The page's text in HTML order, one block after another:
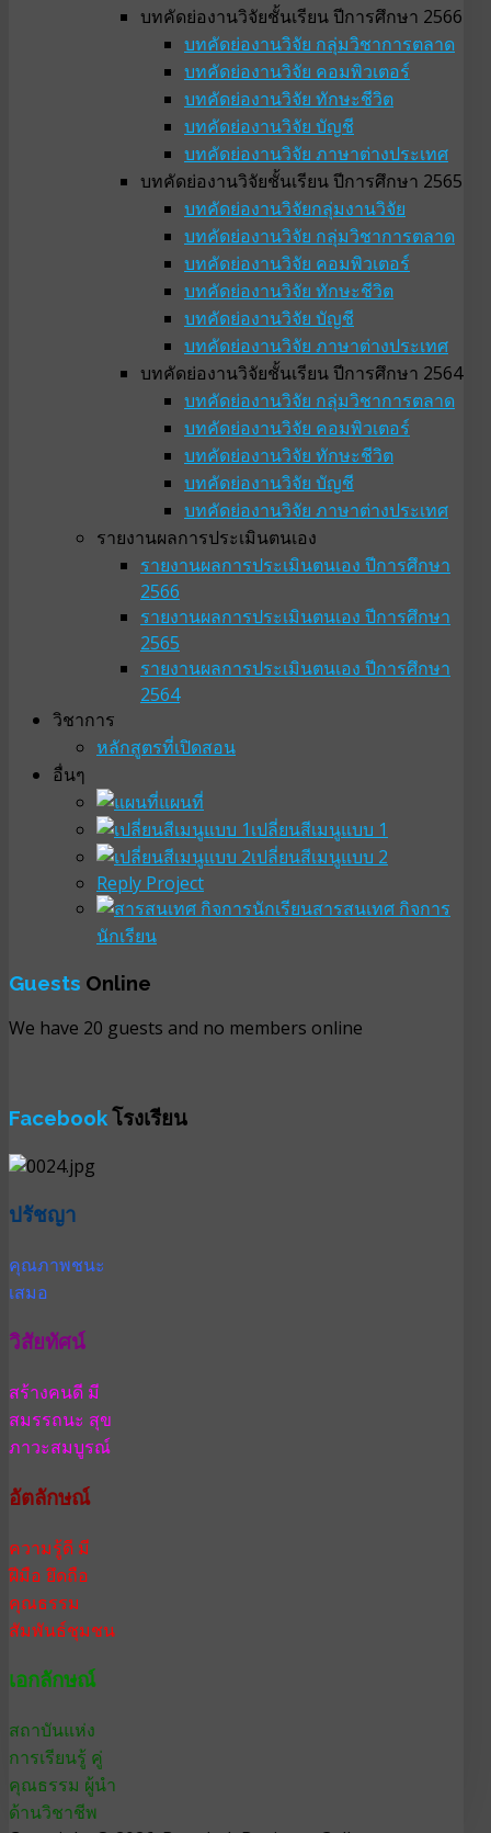
บทคัดย่องานวิจัยชั้นเรียน ปีการศึกษา 2566
บทคัดย่องานวิจัย กลุ่มวิชาการตลาด
บทคัดย่องานวิจัย คอมพิวเตอร์
บทคัดย่องานวิจัย ทักษะชีวิต
บทคัดย่องานวิจัย บัญชี
บทคัดย่องานวิจัย ภาษาต่างประเทศ
บทคัดย่องานวิจัยชั้นเรียน ปีการศึกษา 2565
บทคัดย่องานวิจัยกลุ่มงานวิจัย
บทคัดย่องานวิจัย กลุ่มวิชาการตลาด
บทคัดย่องานวิจัย คอมพิวเตอร์
บทคัดย่องานวิจัย ทักษะชีวิต
บทคัดย่องานวิจัย บัญชี
บทคัดย่องานวิจัย ภาษาต่างประเทศ
บทคัดย่องานวิจัยชั้นเรียน ปีการศึกษา 2564
บทคัดย่องานวิจัย กลุ่มวิชาการตลาด
บทคัดย่องานวิจัย คอมพิวเตอร์
บทคัดย่องานวิจัย ทักษะชีวิต
บทคัดย่องานวิจัย บัญชี
บทคัดย่องานวิจัย ภาษาต่างประเทศ
รายงานผลการประเมินตนเอง
รายงานผลการประเมินตนเอง ปีการศึกษา
2566
รายงานผลการประเมินตนเอง ปีการศึกษา
2565
รายงานผลการประเมินตนเอง ปีการศึกษา
2564
วิชาการ
หลักสูตรที่เปิดสอน
อื่นๆ
แผนที่
เปลี่ยนสีเมนูแบบ 1
เปลี่ยนสีเมนูแบบ 2
Reply Project
สารสนเทศ กิจการ
นักเรียน
Guests Online
We have 20 guests and no members online
Facebookโรงเรียน
ปรัชญา
คุณภาพชนะ
เสมอ
วิสัยทัศน์
สร้างคนดี มี
สมรรถนะ สุข
ภาวะสมบูรณ์
อัตลักษณ์
ความรู้ดี มี
ฝีมือ ยึดถือ
คุณธรรม
สัมพันธ์ชุมชน
เอกลักษณ์
สถาบันแห่ง
การเรียนรู้ คู่
คุณธรรม ผู้นำ
ด้านวิชาชีพ